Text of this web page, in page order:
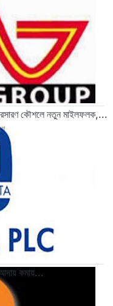
কৌশলে নতুন মাইলফলক,...
কমায়...